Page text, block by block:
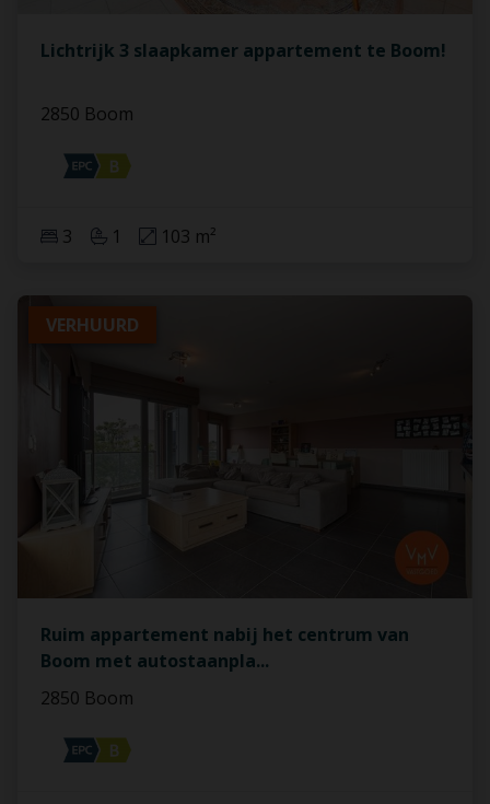
Lichtrijk 3 slaapkamer appartement te Boom!
2850 Boom
3 1 103 m²
VERHUURD
Ruim appartement nabij het centrum van
Boom met autostaanpla...
2850 Boom